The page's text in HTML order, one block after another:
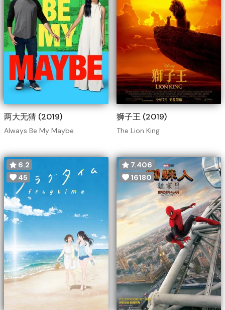
两大无猜 (2019)
Always Be My Maybe
狮子王 (2019)
The Lion King
6.2
45
7.406
16180